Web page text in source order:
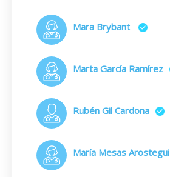
Mara Brybant
Marta García Ramírez
Rubén Gil Cardona
María Mesas Arostegui